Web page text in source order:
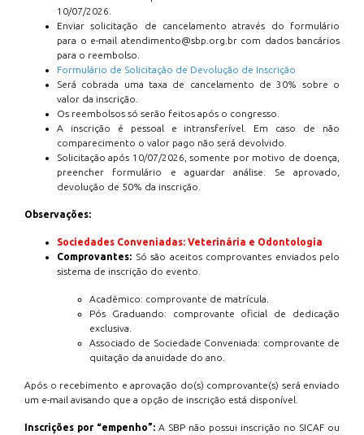
10/07/2026.
Enviar solicitação de cancelamento através do formulário
para o e-mail atendimento@sbp.org.br com dados bancários
para o reembolso.
Formulário de Solicitação de Devolução de Inscrição
Será cobrada uma taxa de cancelamento de 30% sobre o
valor da inscrição.
Os reembolsos só serão feitos após o congresso.
A inscrição é pessoal e intransferível. Em caso de não
comparecimento o valor pago não será devolvido.
Solicitação após 10/07/2026, somente por motivo de doença,
preencher formulário e aguardar análise. Se aprovado,
devolução de 50% da inscrição.
Observações:
Sociedades Conveniadas: Veterinária e Odontologia
Comprovantes: Só são aceitos comprovantes enviados pelo
sistema de inscrição do evento.
Acadêmico: comprovante de matrícula.
Pós Graduando: comprovante oficial de dedicação
exclusiva.
Associado de Sociedade Conveniada: comprovante de
quitação da anuidade do ano.
Após o recebimento e aprovação do(s) comprovante(s) será enviado
um e-mail avisando que a opção de inscrição está disponível.
Inscrições por “empenho”: A SBP não possui inscrição no SICAF ou